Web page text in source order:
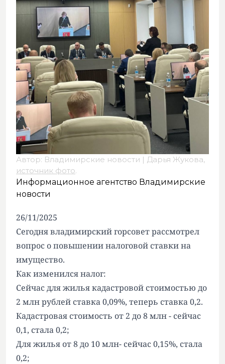
Автор: Владимирские новости | Дарья Жукова,
источник фото.
Информационное агентство Владимирские
новости
26/11/2025
Сегодня владимирский горсовет рассмотрел
вопрос о повышении налоговой ставки на
имущество.
Как изменился налог:
Сейчас для жилья кадастровой стоимостью до
2 млн рублей ставка 0,09%, теперь ставка 0,2.
Кадастровая стоимость от 2 до 8 млн - сейчас
0,1, стала 0,2;
Для жилья от 8 до 10 млн- сейчас 0,15%, стала
0,2;